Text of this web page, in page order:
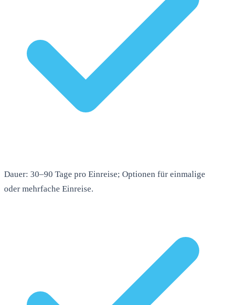
Dauer: 30–90 Tage pro Einreise; Optionen für einmalige
oder mehrfache Einreise.